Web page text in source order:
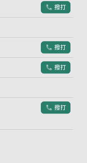
電話符號
撥打
電話符號
撥打
電話符號
撥打
電話符號
撥打